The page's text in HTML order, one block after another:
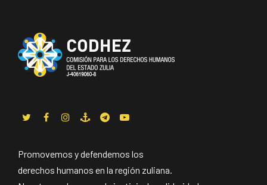
Promovemos y defendemos los
derechos humanos en la región zuliana.